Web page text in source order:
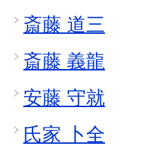
斎藤 道三
斎藤 義龍
安藤 守就
氏家 卜全